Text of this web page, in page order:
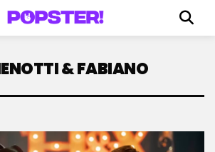
& FABIANO